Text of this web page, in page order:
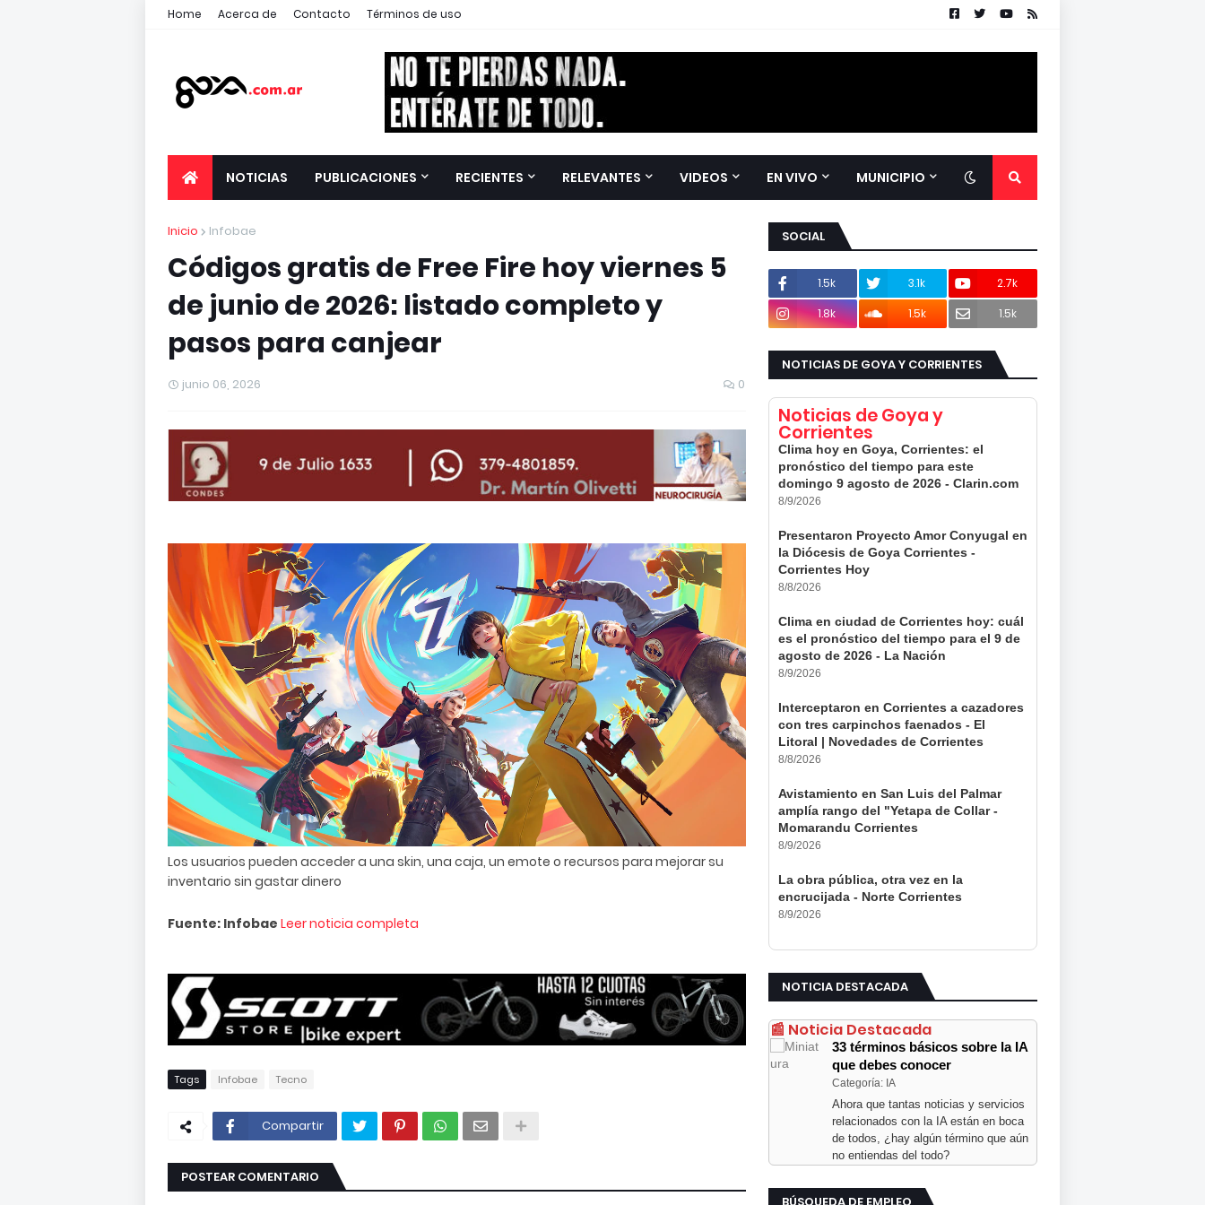
Home Acerca de Contacto Términos de uso
NOTICIAS PUBLICACIONES RECIENTES RELEVANTES VIDEOS EN VIVO MUNICIPIO
Inicio Infobae
Códigos gratis de Free Fire hoy viernes 5
de junio de 2026: listado completo y
pasos para canjear
junio 06, 2026 0
Los usuarios pueden acceder a una skin, una caja, un emote o recursos para mejorar su
inventario sin gastar dinero
Fuente: Infobae Leer noticia completa
Tags Infobae Tecno
Compartir
POSTEAR COMENTARIO
SOCIAL
1.5k 3.1k
2.7k
1.8k
1.5k 1.5k
NOTICIAS DE GOYA Y CORRIENTES
Noticias de Goya y
Corrientes
Clima hoy en Goya, Corrientes: el
pronóstico del tiempo para este
domingo 9 agosto de 2026 - Clarin.com
8/9/2026
Presentaron Proyecto Amor Conyugal en
la Diócesis de Goya Corrientes -
Corrientes Hoy
8/8/2026
Clima en ciudad de Corrientes hoy: cuál
es el pronóstico del tiempo para el 9 de
agosto de 2026 - La Nación
8/9/2026
Interceptaron en Corrientes a cazadores
con tres carpinchos faenados - El
Litoral | Novedades de Corrientes
8/8/2026
Avistamiento en San Luis del Palmar
amplía rango del "Yetapa de Collar -
Momarandu Corrientes
8/9/2026
La obra pública, otra vez en la
encrucijada - Norte Corrientes
8/9/2026
NOTICIA DESTACADA
📰 Noticia Destacada
33 términos básicos sobre la IA
que debes conocer
Categoría: IA
Ahora que tantas noticias y servicios
relacionados con la IA están en boca
de todos, ¿hay algún término que aún
no entiendas del todo?